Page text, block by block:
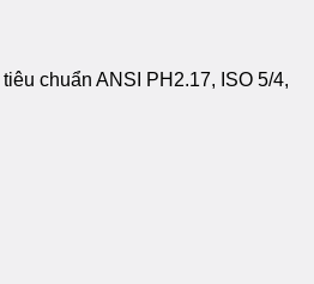
tiêu chuẩn ANSI PH2.17, ISO 5/4,